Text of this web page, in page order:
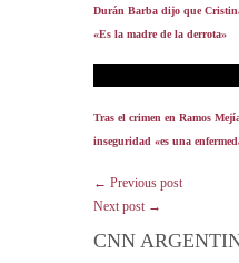
Durán Barba dijo que
«Es la madre de la derrota»
Tras el crimen en Ramos
inseguridad «es una
← Previous post
Next post →
CNN